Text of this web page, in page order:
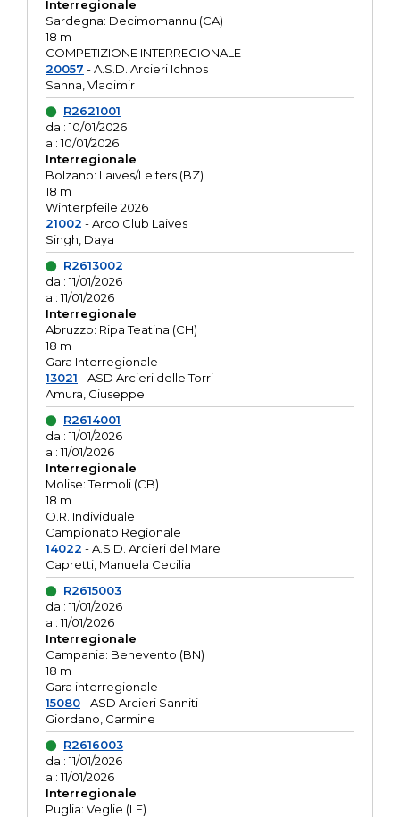
Interregionale
Sardegna: Decimomannu (CA)
18 m
COMPETIZIONE INTERREGIONALE
20057 - A.S.D. Arcieri Ichnos
Sanna, Vladimir
R2621001
dal: 10/01/2026
al: 10/01/2026
Interregionale
Bolzano: Laives/Leifers (BZ)
18 m
Winterpfeile 2026
21002 - Arco Club Laives
Singh, Daya
R2613002
dal: 11/01/2026
al: 11/01/2026
Interregionale
Abruzzo: Ripa Teatina (CH)
18 m
Gara Interregionale
13021 - ASD Arcieri delle Torri
Amura, Giuseppe
R2614001
dal: 11/01/2026
al: 11/01/2026
Interregionale
Molise: Termoli (CB)
18 m
O.R. Individuale
Campionato Regionale
14022 - A.S.D. Arcieri del Mare
Capretti, Manuela Cecilia
R2615003
dal: 11/01/2026
al: 11/01/2026
Interregionale
Campania: Benevento (BN)
18 m
Gara interregionale
15080- ASD Arcieri Sanniti
Giordano, Carmine
R2616003
dal: 11/01/2026
al: 11/01/2026
Interregionale
Puglia: Veglie (LE)